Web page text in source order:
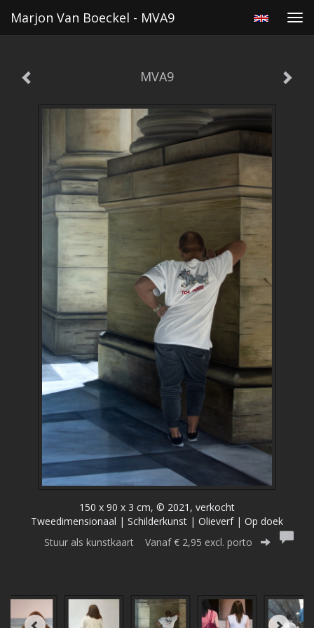
Marjon Van Boeckel - MVA9
MVA9
150 x 90 x 3 cm, © 2021, verkocht
Tweedimensionaal | Schilderkunst | Olieverf | Op doek
Stuur als kunstkaart Vanaf € 2,95 excl. porto